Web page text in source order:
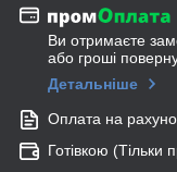
Ви отримаєте
або гроші
Детальніше
Оплата на
Готівкою (Тільки